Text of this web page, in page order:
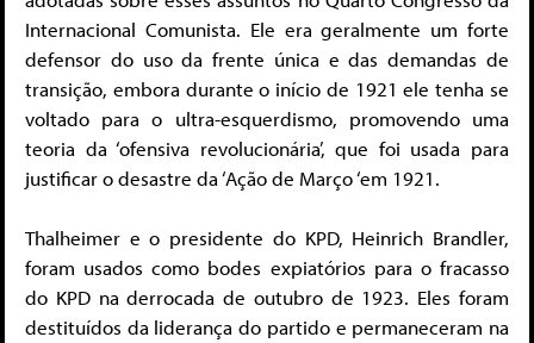
Internacional Comunista. Ele era geralmente um forte
defensor do uso da frente única e das demandas de
transição, embora durante o início de 1921 ele tenha se
voltado para o ultra-esquerdismo, promovendo uma
teoria da ‘ofensiva revolucionária’, que foi usada para
justificar o desastre da ‘Ação de Março ‘em 1921.
Thalheimer e o presidente do KPD, Heinrich Brandler,
foram usados como bodes expiatórios para o fracasso
do KPD na derrocada de outubro de 1923. Eles foram
destituídos da liderança do partido e permaneceram na